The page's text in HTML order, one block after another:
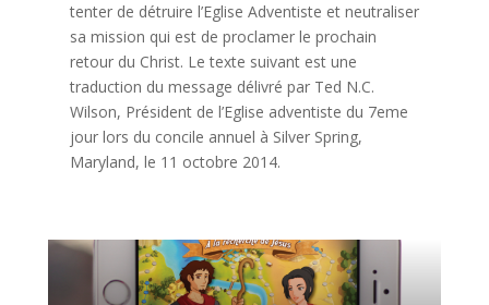
tenter de détruire l’Eglise Adventiste et neutraliser
sa mission qui est de proclamer le prochain
retour du Christ. Le texte suivant est une
traduction du message délivré par Ted N.C.
Wilson, Président de l’Eglise adventiste du 7eme
jour lors du concile annuel à Silver Spring,
Maryland, le 11 octobre 2014.